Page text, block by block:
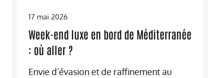
17 mai 2026
Week-end luxe en bord de Méditerranée
: où aller ?
Envie d’évasion et de raffinement au